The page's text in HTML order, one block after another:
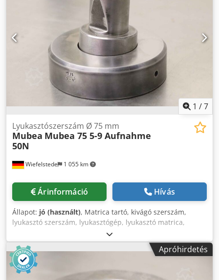
1 /7
Wiefelstede 1 055 km
Lyukasztószerszám Ø 75 mm
Mubea Mubea 75 5-9 Aufnahme
50N
Árinformáció Hívás
Állapot: jó (használt), Matrica tartó, kivágó szerszám,
lyukasztó szerszám, lyukasztógép, lyukasztó matrica,
lyukasztó bélyeg, Credpfx Aoiqhgqjmasf - Gyártó: Mubea,
lyukasztó szerszám Ø 75 mm - Típus: Mubea 75 5-9,
befogás Ø 50 mm - Matrciá: Ø 150 mm - Teljes méret: Ø
150 x 120 mm - Tömeg: 6,6 kg
Apróhirdetés